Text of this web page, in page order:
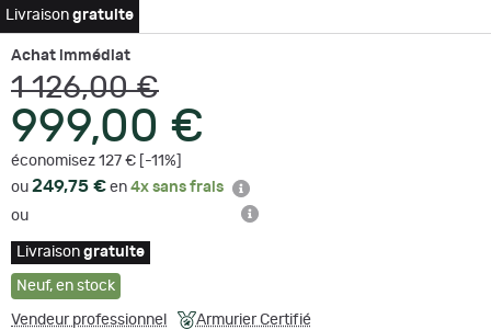
Livraison gratuite
Achat immédiat
1 126,00 €
999,00 €
économisez 127 € [-11%]
ou 249,75 € en 4x sans frais
ou
Livraison gratuite
Neuf, en stock
Vendeur professionnel Armurier Certifié